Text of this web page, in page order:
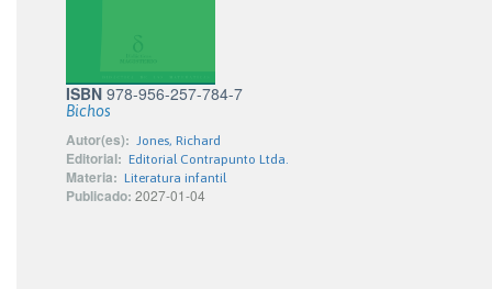
ISBN 978-956-257-784-7
Bichos
Autor(es): Jones, Richard
Editorial: Editorial Contrapunto Ltda.
Materia: Literatura infantil
Publicado: 2027-01-04